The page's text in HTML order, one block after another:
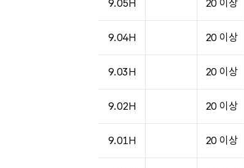
9.05H 20 이상
9.04H 20 이상
9.03H 20 이상
9.02H 20 이상
9.01H 20 이상